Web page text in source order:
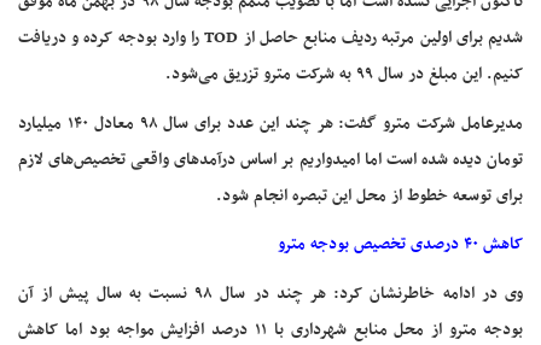
شدیم برای اولین مرتبه ردیف منابع حاصل از TOD را وارد بودجه کرده و دریافت
کنیم. این مبلغ در سال ۹۹ به شرکت مترو تزریق می‌شود.
مدیرعامل شرکت مترو گفت: هر چند این عدد برای سال ۹۸ معادل ۱۴۰ میلیارد
تومان دیده شده است اما امیدواریم بر اساس درآمدهای واقعی تخصیص‌های لازم
برای توسعه خطوط از محل این تبصره انجام شود.
کاهش ۴۰ درصدی تخصیص بودجه مترو
وی در ادامه خاطرنشان کرد: هر چند در سال ۹۸ نسبت به سال پیش از آن
بودجه مترو از محل منابع شهرداری با ۱۱ درصد افزایش مواجه بود اما کاهش